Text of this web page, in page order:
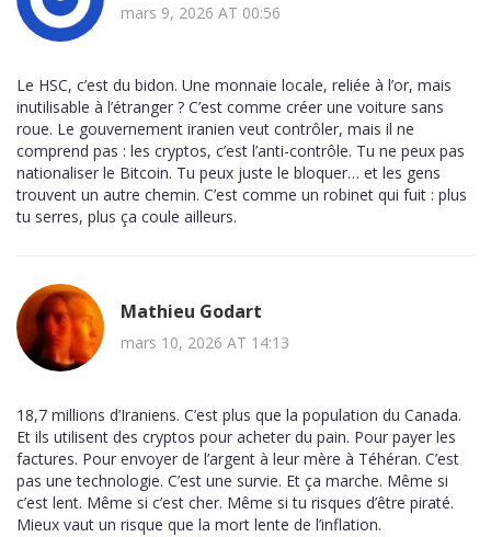
mars 9, 2026 AT 00:56
Le HSC, c’est du bidon. Une monnaie locale, reliée à l’or, mais
inutilisable à l’étranger ? C’est comme créer une voiture sans
roue. Le gouvernement iranien veut contrôler, mais il ne
comprend pas : les cryptos, c’est l’anti-contrôle. Tu ne peux pas
nationaliser le Bitcoin. Tu peux juste le bloquer… et les gens
trouvent un autre chemin. C’est comme un robinet qui fuit : plus
tu serres, plus ça coule ailleurs.
Mathieu Godart
mars 10, 2026 AT 14:13
18,7 millions d’Iraniens. C’est plus que la population du Canada.
Et ils utilisent des cryptos pour acheter du pain. Pour payer les
factures. Pour envoyer de l’argent à leur mère à Téhéran. C’est
pas une technologie. C’est une survie. Et ça marche. Même si
c’est lent. Même si c’est cher. Même si tu risques d’être piraté.
Mieux vaut un risque que la mort lente de l’inflation.